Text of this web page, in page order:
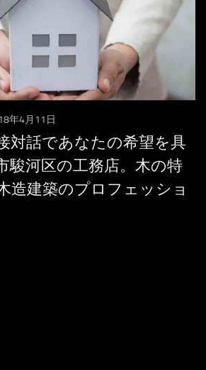
年4月11日
対話であなたの希望を具
駿河区の工務店。木の特
造建築のプロフェッショ